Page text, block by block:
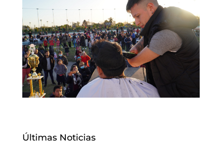
Últimas Noticias